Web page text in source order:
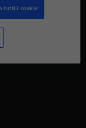
tutti i cookie